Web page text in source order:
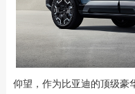
仰望，作为比亚迪的顶级豪